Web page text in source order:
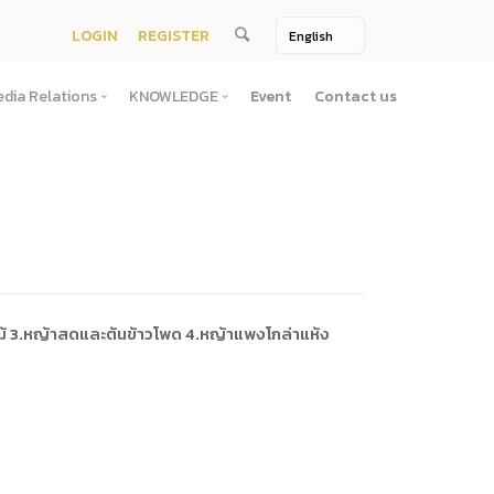
LOGIN REGISTER
รณะ
Relations
Photo
KNOWLEDGE Event Contact us
3.หญ้าสดและต้นข้าวโพด 4.หญ้าแพงโกล่าแห้ง